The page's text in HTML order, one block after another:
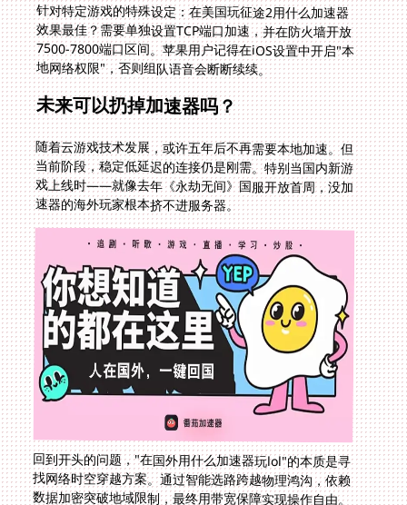
针对特定游戏的特殊设定：在美国玩征途2用什么加速器
效果最佳？需要单独设置TCP端口加速，并在防火墙开放
7500-7800端口区间。苹果用户记得在iOS设置中开启"本
地网络权限"，否则组队语音会断断续续。
未来可以扔掉加速器吗？
随着云游戏技术发展，或许五年后不再需要本地加速。但
当前阶段，稳定低延迟的连接仍是刚需。特别当国内新游
戏上线时——就像去年《永劫无间》国服开放首周，没加
速器的海外玩家根本挤不进服务器。
回到开头的问题，"在国外用什么加速器玩lol"的本质是寻
找网络时空穿越方案。通过智能选路跨越物理鸿沟，依赖
数据加密突破地域限制，最终用带宽保障实现操作自由。
当你在新加坡的咖啡馆用89ms延迟拿下五杀，在巴黎地
铁站赢取千万欢乐豆时，才会懂得：阻隔游戏热忱的从来